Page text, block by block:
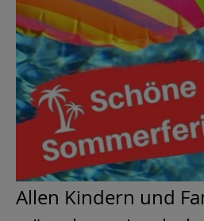
Allen Kindern und